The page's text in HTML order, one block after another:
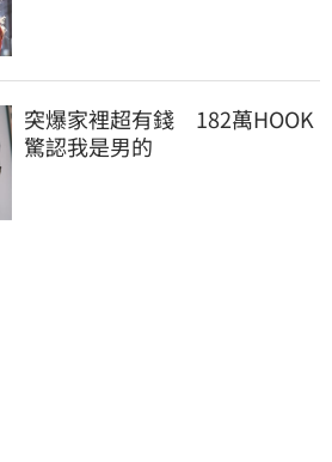
突爆家裡超有錢　182萬HOOK
驚認我是男的